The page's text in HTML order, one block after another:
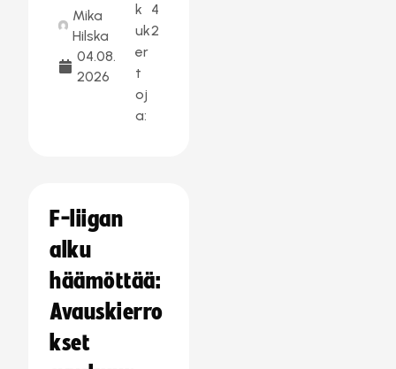
Mika
Hilska
04.08.
2026
k
uk
er
t
oj
a:
4
2
F-liigan
alku
häämöttää:
Avauskierro
kset